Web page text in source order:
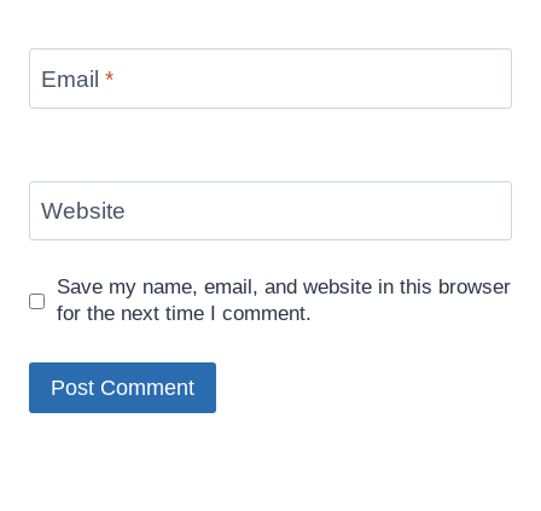
Email *
Website
Save my name, email, and website in this browser
for the next time I comment.